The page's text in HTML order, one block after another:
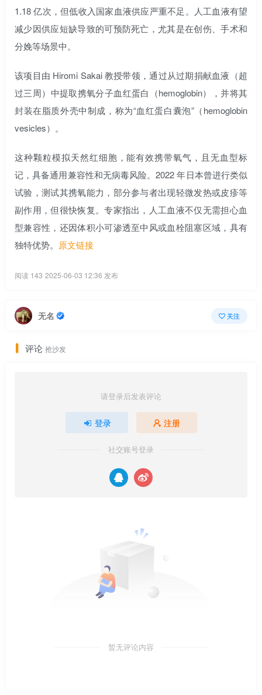
1.18 亿次，但低收入国家血液供应严重不足。人工血液有望
减少因供应短缺导致的可预防死亡，尤其是在创伤、手术和
分娩等场景中。
该项目由 Hiromi Sakai 教授带领，通过从过期捐献血液（超
过三周）中提取携氧分子血红蛋白（hemoglobin），并将其
封装在脂质外壳中制成，称为“血红蛋白囊泡”（hemoglobin
vesicles）。
这种颗粒模拟天然红细胞，能有效携带氧气，且无血型标
记，具备通用兼容性和无病毒风险。2022 年日本曾进行类似
试验，测试其携氧能力，部分参与者出现轻微发热或皮疹等
副作用，但很快恢复。专家指出，人工血液不仅无需担心血
型兼容性，还因体积小可渗透至中风或血栓阻塞区域，具有
独特优势。 原文链接
阅读 143 2025-06-03 12:36 发布
无名 关注
评论 抢沙发
请登录后发表评论
登录 注册
社交账号登录
暂无评论内容